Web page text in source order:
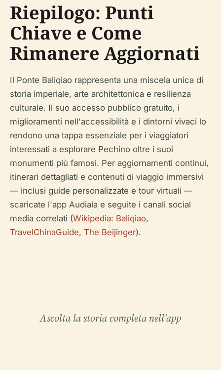
Riepilogo: Punti
Chiave e Come
Rimanere Aggiornati
Il Ponte Baliqiao rappresenta una miscela unica di
storia imperiale, arte architettonica e resilienza
culturale. Il suo accesso pubblico gratuito, i
miglioramenti nell'accessibilità e i dintorni vivaci lo
rendono una tappa essenziale per i viaggiatori
interessati a esplorare Pechino oltre i suoi
monumenti più famosi. Per aggiornamenti continui,
itinerari dettagliati e contenuti di viaggio immersivi
— inclusi guide personalizzate e tour virtuali —
scaricate l'app Audiala e seguite i canali social
media correlati (Wikipedia: Baliqiao,
TravelChinaGuide, The Beijinger).
Ascolta la storia completa nell'app